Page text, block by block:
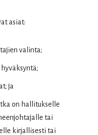
asiat:
valinta;
ja
on hallitukselle
tai
kirjallisesti tai